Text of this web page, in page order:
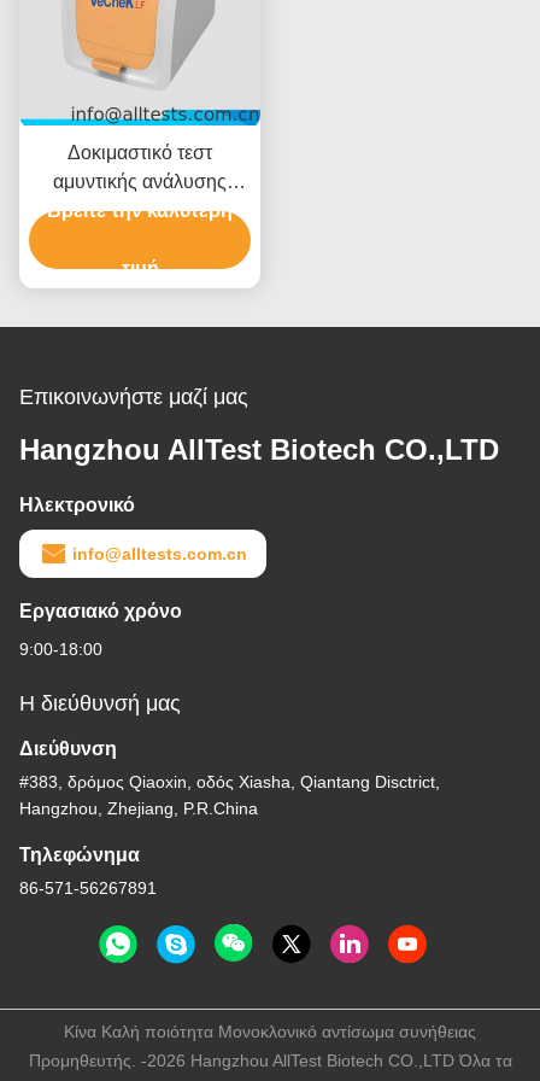
Δοκιμαστικό τεστ
αμυντικής ανάλυσης
πλευρικής ροής
Βρείτε την καλύτερη
τιμή
Επικοινωνήστε μαζί μας
Hangzhou AllTest Biotech CO.,LTD
Ηλεκτρονικό
info@alltests.com.cn
Εργασιακό χρόνο
9:00-18:00
Η διεύθυνσή μας
Διεύθυνση
#383, δρόμος Qiaoxin, οδός Xiasha, Qiantang Disctrict,
Hangzhou, Zhejiang, P.R.China
Τηλεφώνημα
86-571-56267891
Κίνα Καλή ποιότητα Μονοκλονικό αντίσωμα συνήθειας
Προμηθευτής. -2026 Hangzhou AllTest Biotech CO.,LTD Όλα τα